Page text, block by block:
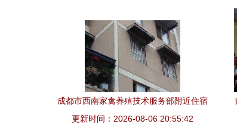
成都市西南家禽养殖技术服务部附近住宿
指南
更新时间：2026-08-06 20:55:42